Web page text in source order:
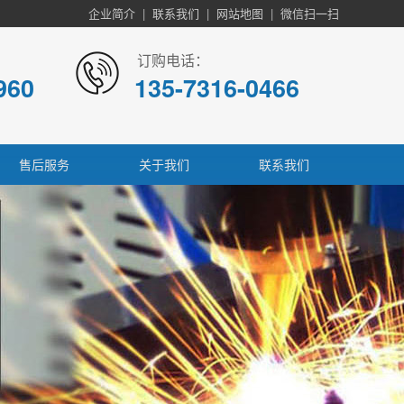
企业简介 | 联系我们 | 微信扫一扫
网站地图 |
订购电话：
135-7316-0466
售后服务 关于我们 联系我们